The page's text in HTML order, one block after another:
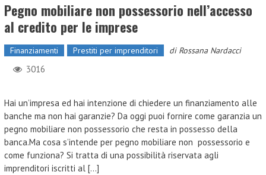
Pegno mobiliare non possessorio nell’accesso
al credito per le imprese
Finanziamenti Prestiti per imprenditori di Rossana Nardacci
3016
Hai un’impresa ed hai intenzione di chiedere un finanziamento alle
banche ma non hai garanzie? Da oggi puoi fornire come garanzia un
pegno mobiliare non possessorio che resta in possesso della
banca.Ma cosa s’intende per pegno mobiliare non possessorio e
come funziona? Si tratta di una possibilità riservata agli
imprenditori iscritti al [...]